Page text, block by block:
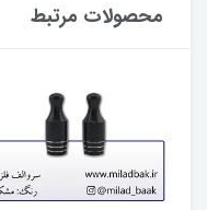
محصولات مرتبط